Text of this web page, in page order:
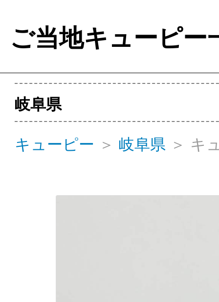
ご当地キューピー
岐阜県
キューピー ＞ 岐阜県 ＞ キ